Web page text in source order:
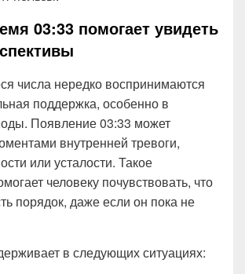
03:33 помогает увидеть
числа нередко воспринимаются
поддержка, особенно в
Появление 03:33 может
внутренней тревоги,
или усталости. Такое
человеку почувствовать, что
порядок, даже если он пока не
в следующих ситуациях: